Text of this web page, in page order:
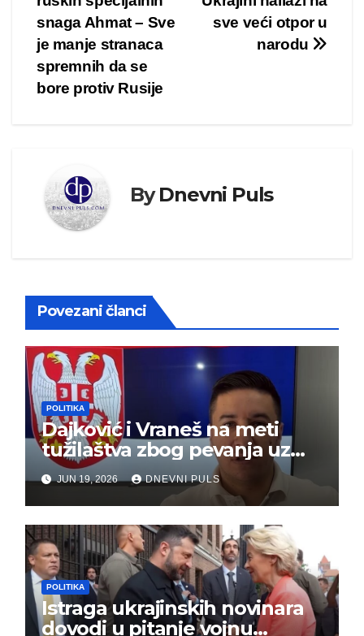
članka
sve veći otpor u
narodu
snaga Ahmat – Sve
je manje stranaca
spremnih da se
bore protiv Rusije
ByDnevni Puls
Povezani članci
POLITIKA
Dajković i Vraneš na meti
tužilaštva zbog pevanja uz
gusle
JUN 19, 2026 DNEVNI PULS
POLITIKA
Istraga ukrajinskih novinara
dovodi u pitanje vojnu